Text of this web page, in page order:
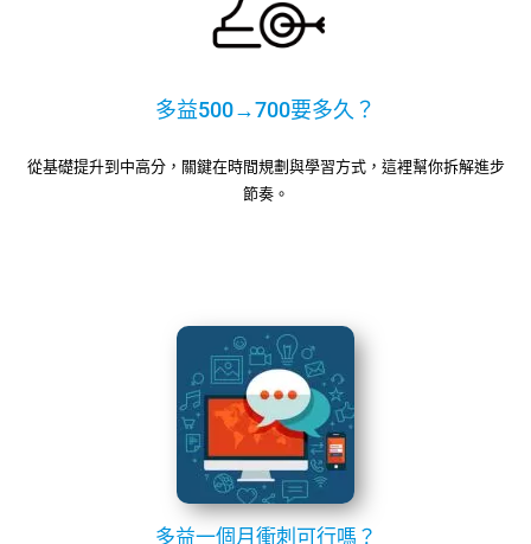
多益500→700要多久？
從基礎提升到中高分，關鍵在時間規劃與學習方式，這裡幫你拆解進步
節奏。
多益一個月衝刺可行嗎？